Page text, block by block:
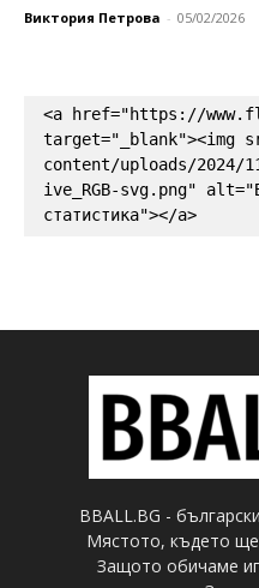
Виктория Петрова - 05/02/2026
<a href="https://
target="_blank"><img
content/uploads/2024/
ive_RGB-svg.png"
статистика"></a>
BBALL.BG -
Мястото, където
Защото обичаме